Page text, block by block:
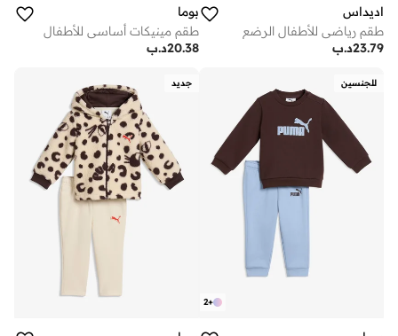
اديداس
طقم رياضي للأطفال الرضع
د.ب23.79
بوما
طقم مينيكات أساسي للأطفال
د.ب20.38
للجنسين
+
2
جديد